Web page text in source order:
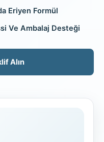
Eriyen Formül
Ve Ambalaj Desteği
Alın